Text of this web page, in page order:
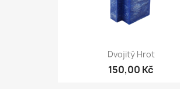
Dvojitý Hrot
150,00 Kč